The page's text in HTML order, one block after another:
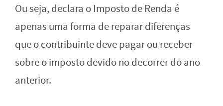
Ou seja, declara o Imposto de Renda é
apenas uma forma de reparar diferenças
que o contribuinte deve pagar ou receber
sobre o imposto devido no decorrer do ano
anterior.